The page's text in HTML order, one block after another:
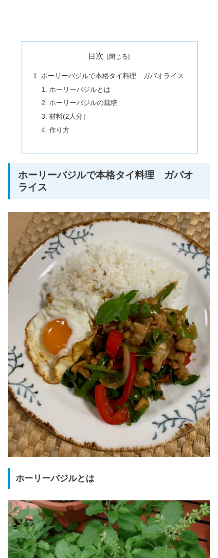
目次
ホーリーバジルで本格タイ料理 ガパオライス
ホーリーバジルとは
ホーリーバジルの栽培
材料(2人分）
作り方
ホーリーバジルで本格タイ料理 ガパオ
ライス
ホーリーバジルとは